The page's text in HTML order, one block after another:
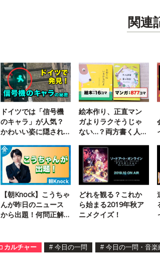
関連
ドイツでは「信号機
のキャラ」が人気？
かわいい姿に隠され
絵本作り、正直マン
ガよりラクそうじゃ
ない…？両方書く人に
【朝Knock】こうちゃ
んが昨日のニュース
から出題！何問正解
どれを観る？これか
ら始まる2019年秋ア
ニメクイズ！
カルチャー # 今日の一問 # 今日の一問・音楽